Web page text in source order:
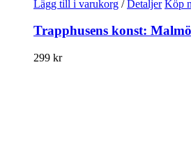
Lägg till i varukorg / Detaljer Köp
Trapphusens konst:
299 kr